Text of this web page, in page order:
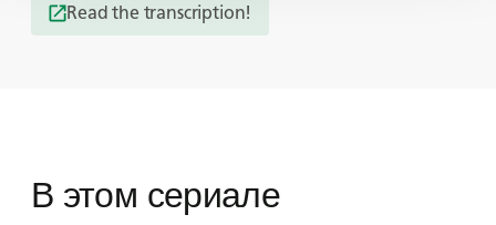
Read the transcription!
В этом сериале